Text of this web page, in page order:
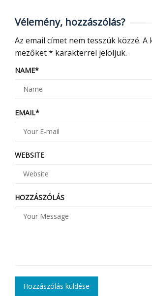
Vélemény, hozzászólás?
Az email címet nem tesszük közzé. A
mezőket* karakterrel jelöljük.
NAME*
EMAIL*
WEBSITE
HOZZÁSZÓLÁS